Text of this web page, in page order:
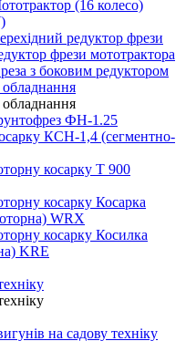
(16 колесо)
редуктор фрези
фрези мототрактора
з боковим редуктором
обладнання
обладнання
ФН-1.25
КСН-1,4 (сегментно-
косарку T 900
косарку Косарка
WRX
косарку Косилка
KRE
на садову техніку